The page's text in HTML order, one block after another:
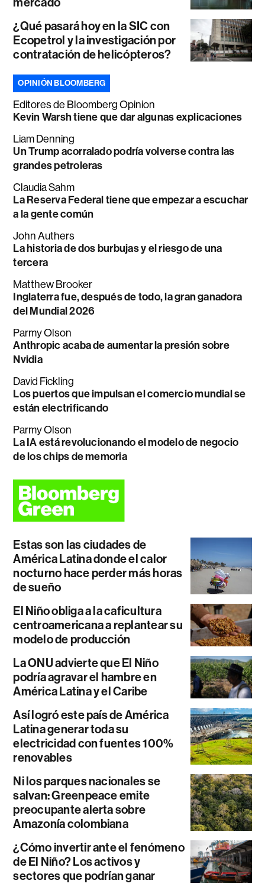
¿Qué pasará hoy en la SIC con
Ecopetrol y la investigación por
contratación de helicópteros?
OPINIÓN BLOOMBERG
Editores de Bloomberg Opinion
Kevin Warsh tiene que dar algunas explicaciones
Liam Denning
Un Trump acorralado podría volverse contra las
grandes petroleras
Claudia Sahm
La Reserva Federal tiene que empezar a escuchar
a la gente común
John Authers
La historia de dos burbujas y el riesgo de una
tercera
Matthew Brooker
Inglaterra fue, después de todo, la gran ganadora
del Mundial 2026
Parmy Olson
Anthropic acaba de aumentar la presión sobre
Nvidia
David Fickling
Los puertos que impulsan el comercio mundial se
están electrificando
Parmy Olson
La IA está revolucionando el modelo de negocio
de los chips de memoria
Estas son las ciudades de
América Latina donde el calor
nocturno hace perder más horas
de sueño
El Niño obliga a la caficultura
centroamericana a replantear su
modelo de producción
La ONU advierte que El Niño
podría agravar el hambre en
América Latina y el Caribe
Así logró este país de América
Latina generar toda su
electricidad con fuentes 100%
renovables
Ni los parques nacionales se
salvan: Greenpeace emite
preocupante alerta sobre
Amazonía colombiana
¿Cómo invertir ante el fenómeno
de El Niño? Los activos y
sectores que podrían ganar